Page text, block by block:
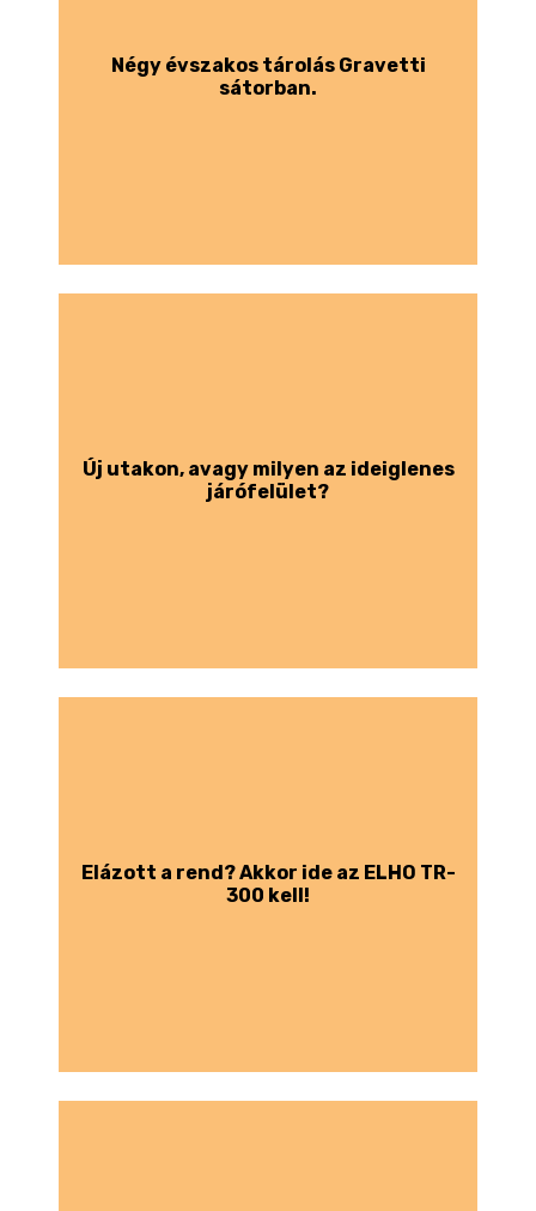
Négy évszakos tárolás Gravetti
sátorban.
Új utakon, avagy milyen az ideiglenes
járófelület?
Elázott a rend? Akkor ide az ELHO TR-
300 kell!